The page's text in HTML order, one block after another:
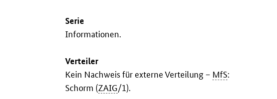
Serie
Informationen.
Verteiler
Kein Nachweis für externe Verteilung – MfS:
Schorm (ZAIG/1).